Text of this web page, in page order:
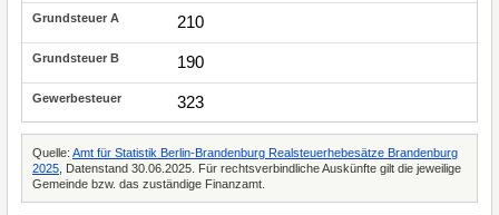
210
190
323
Quelle: Amt für Statistik Berlin-Brandenburg Realsteuerhebesätze Brandenburg
2025 , Datenstand 30.06.2025. Für rechtsverbindliche Auskünfte gilt die jeweilige
Gemeinde bzw. das zuständige Finanzamt.